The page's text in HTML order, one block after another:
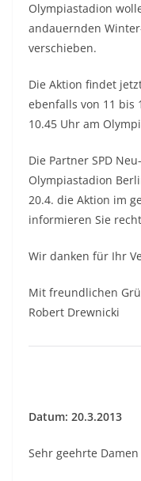
Olympiastadion
andauernden
verschieben.
Die Aktion findet
ebenfalls von 11 bis
10.45 Uhr am
Die Partner SPD
Olympiastadion
20.4. die Aktion im
informieren Sie
Wir danken für Ihr
Mit freundlichen
Robert Drewnicki
Datum: 20.3.2013
Sehr geehrte